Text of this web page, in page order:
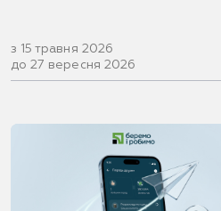
з 15 травня 2026
до 27 вересня 2026